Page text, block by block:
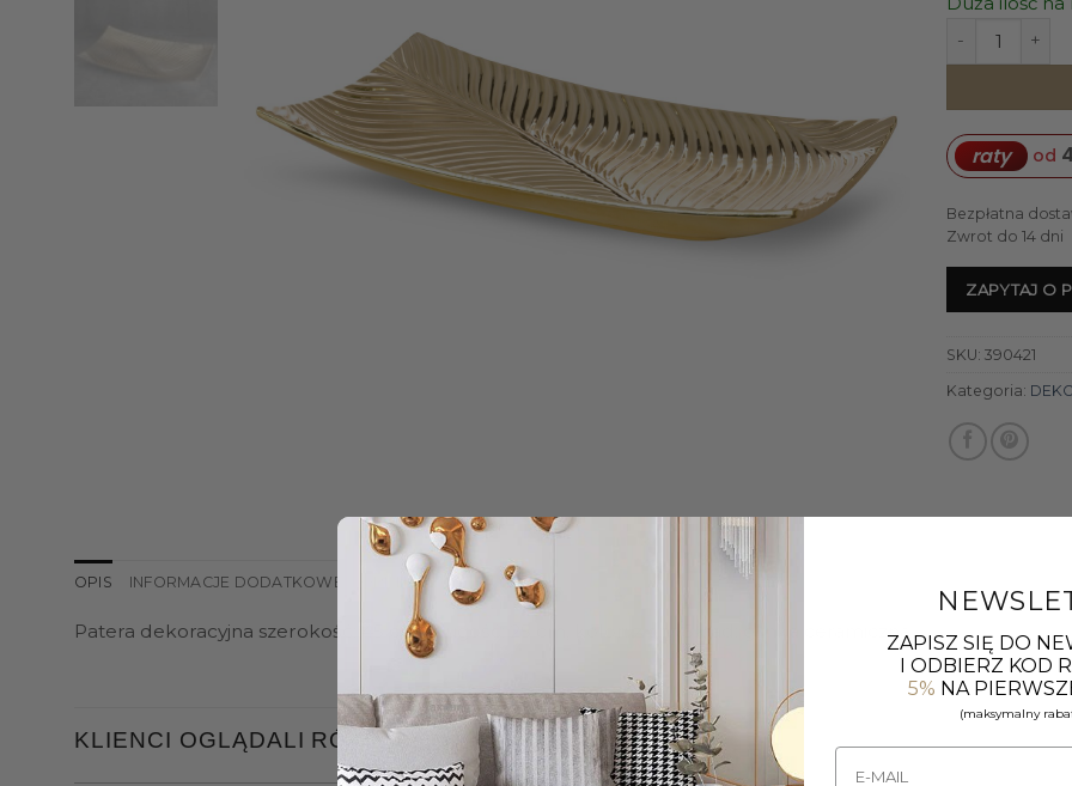
ilość PATERA
raty od
Bezpłatna
Zwrot do 14 dni
ZAPYTAJ O
SKU:390421
Kategoria:
OPIS INFORMACJE DODATKOWE OPINIE (0)
Patera dekoracyjna szerokość: 45 cm, długość: 25 cm, kolor: złoty, Skład: glinka ceramiczna
KLIENCI OGLĄDALI RÓWNIEŻ
ZAPISZ SIĘ DO
I ODBIERZ KOD
5% NA
(maksymalny